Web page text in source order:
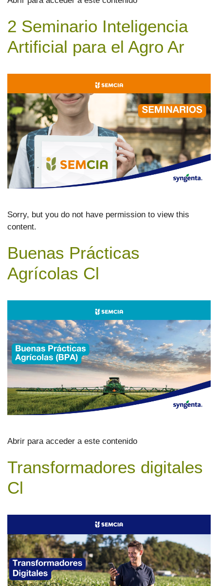
2 Seminario Inteligencia
Artificial para el Agro Ar
Sorry, but you do not have permission to view this
content.
Buenas Prácticas
Agrícolas Cl
Abrir para acceder a este contenido
Transformadores digitales
Cl